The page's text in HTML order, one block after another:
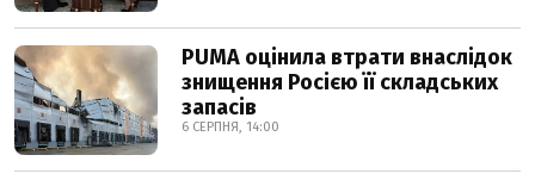
PUMA оцінила втрати внаслідок
знищення Росією її складських
запасів
6 СЕРПНЯ, 14:00